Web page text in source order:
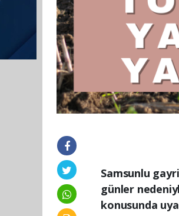
Samsunlu
günler
konusunda